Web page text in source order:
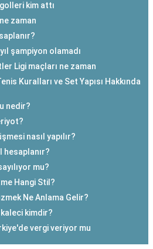
kim attı
zaman
şampiyon olamadı
Ligi maçları ne zaman
Kuralları ve Set Yapısı Hakkında
nedir?
nasıl yapılır?
hesaplanır?
mu?
Hangi Stil?
Ne Anlama Gelir?
kimdir?
vergi veriyor mu